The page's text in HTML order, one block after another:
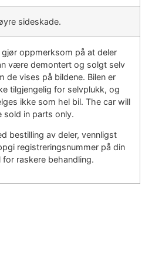
sideskade.
gjør oppmerksom på at deler
være demontert og solgt selv
de vises på bildene. Bilen er
tilgjengelig for selvplukk, og
ikke som hel bil. The car will
sold in parts only.
bestilling av deler, vennligst
registreringsnummer på din
for raskere behandling.